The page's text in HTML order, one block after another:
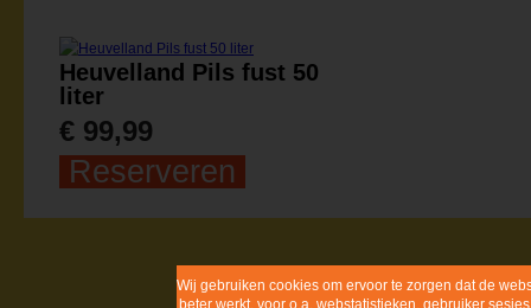
Heuvelland Pils fust 50
liter
€ 99,99
Reserveren
Wij gebruiken cookies om ervoor te zorgen
de website beter werkt, voor o.a.